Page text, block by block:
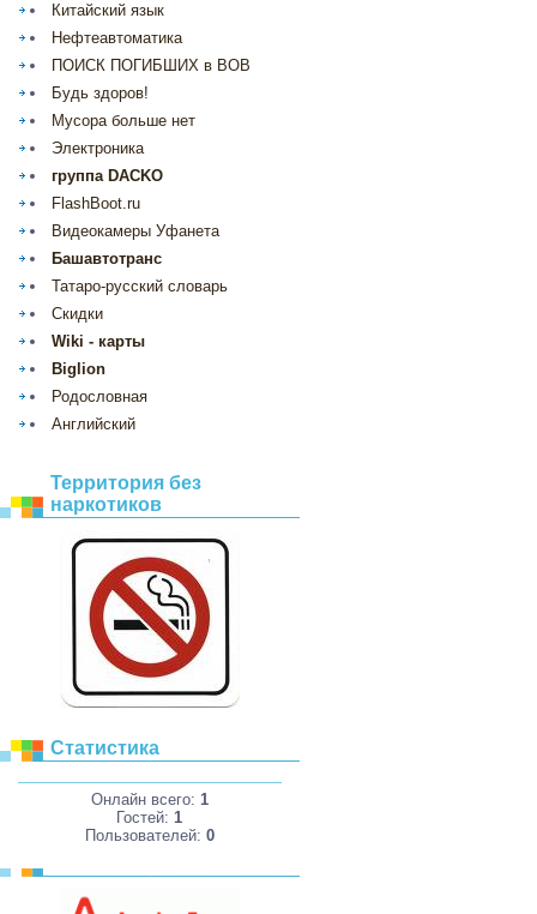
Китайский язык
Нефтеавтоматика
ПОИСК ПОГИБШИХ в ВОВ
Будь здоров!
Мусора больше нет
Электроника
группа DACKO
FlashBoot.ru
Видеокамеры Уфанета
Башавтотранс
Татаро-русский словарь
Скидки
Wiki - карты
Biglion
Родословная
Английский
Территория без
наркотиков
Статистика
Онлайн всего: 1
Гостей:1
Пользователей: 0